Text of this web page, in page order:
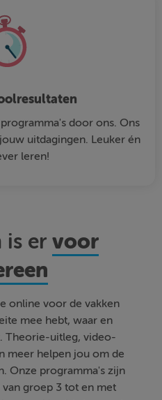
door ons. Ons
uitdagingen. Leuker én
leren!
is ervoor
online voor de vakken
mee hebt, waar en
Theorie-uitleg, video-
meer helpen jou om de
Onze programma's zijn
groep 3 tot en met